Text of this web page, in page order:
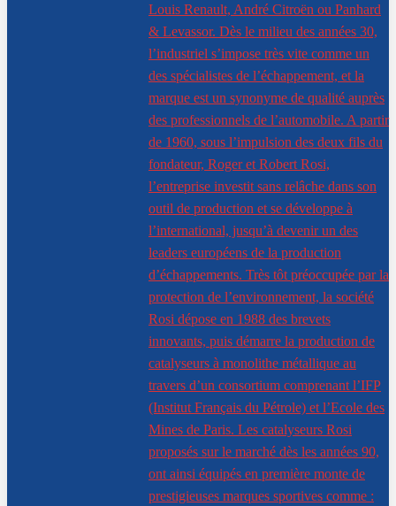
Louis Renault, André Citroën ou Panhard
& Levassor. Dès le milieu des années 30,
l’industriel s’impose très vite comme un
des spécialistes de l’échappement, et la
marque est un synonyme de qualité auprès
des professionnels de l’automobile. A partir
de 1960, sous l’impulsion des deux fils du
fondateur, Roger et Robert Rosi,
l’entreprise investit sans relâche dans son
outil de production et se développe à
l’international, jusqu’à devenir un des
leaders européens de la production
d’échappements. Très tôt préoccupée par la
protection de l’environnement, la société
Rosi dépose en 1988 des brevets
innovants, puis démarre la production de
catalyseurs à monolithe métallique au
travers d’un consortium comprenant l’IFP
(Institut Français du Pétrole) et l’Ecole des
Mines de Paris. Les catalyseurs Rosi
proposés sur le marché dès les années 90,
ont ainsi équipés en première monte de
prestigieuses marques sportives comme :